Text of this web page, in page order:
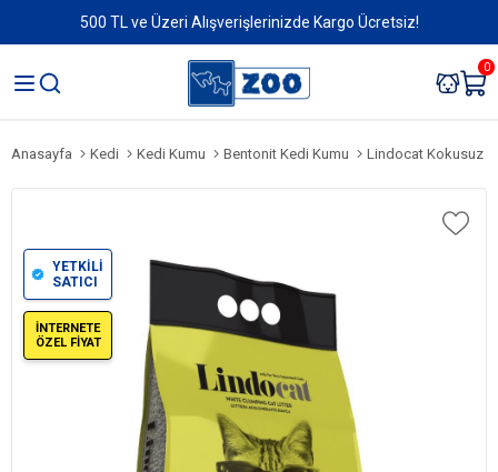
500 TL ve Üzeri Alışverişlerinizde Kargo Ücretsiz!
0
Anasayfa Kedi Kedi Kumu Bentonit Kedi Kumu Lindocat Kokusuz
YETKİLİ
SATICI
İNTERNETE
ÖZEL FİYAT